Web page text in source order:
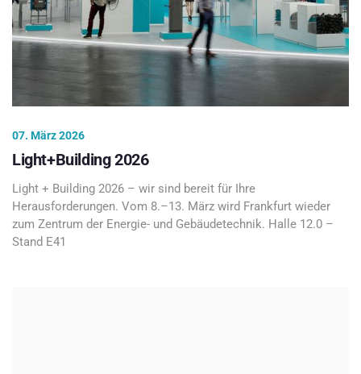
07. März 2026
Light+Building 2026
Light + Building 2026 – wir sind bereit für Ihre
Herausforderungen. Vom 8.–13. März wird Frankfurt wieder
zum Zentrum der Energie- und Gebäudetechnik. Halle 12.0 –
Stand E41